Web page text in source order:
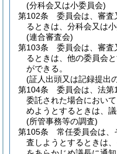
(分科会又は小委員会)
第102条
委員会は、審査
るときは、分科会又は
(連合審査会)
第103条
委員会は、審査
るときは、他の委員会
ができる。
(証人出頭又は記録提出
第104条
委員会は、法第
委託された場合におい
めようとするときは、
(所管事務等の調査)
第105条
常任委員会は、
査しようとするときは